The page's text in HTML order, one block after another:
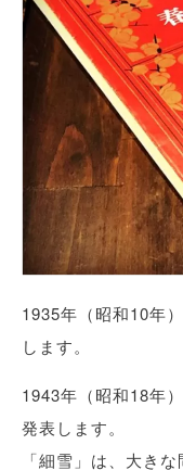
1935年（昭和10年
します。
1943年（昭和18年
発表します。
「細雪」は、大き